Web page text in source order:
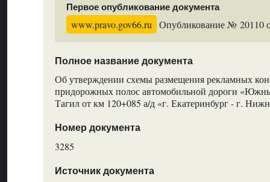
Первое опубликование документа
www.pravo.gov66.ru Опубликование № 20110
Полное название документа
Об утверждении схемы размещения рекламных
придорожных полос автомобильной дороги
Тагил от км 120+085 а/д «г. Екатеринбург - г.
Номер документа
3285
Источник документа